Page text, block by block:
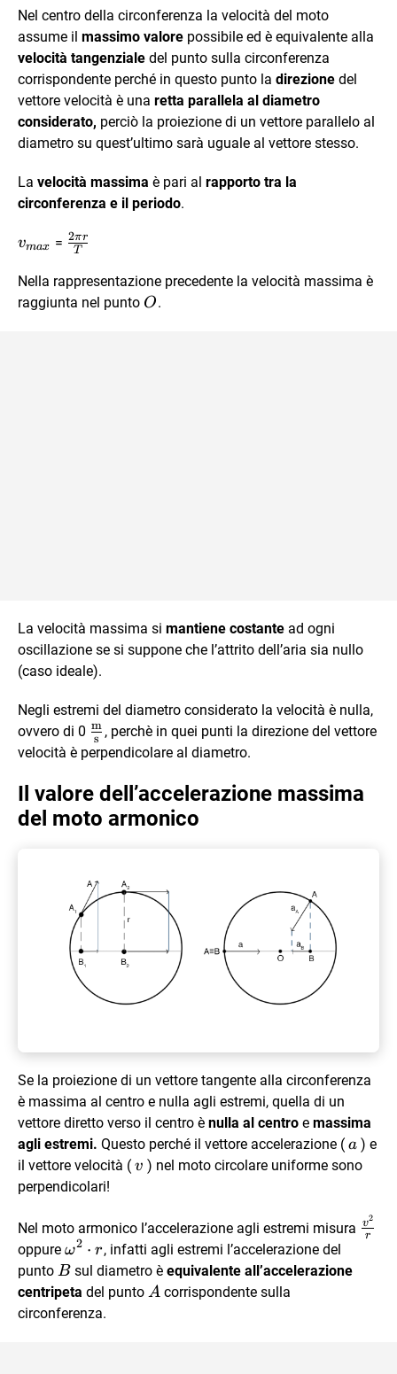
Nel centro della circonferenza la velocità del moto
assume il massimo valore possibile ed è equivalente alla
velocità tangenziale del punto sulla circonferenza
corrispondente perché in questo punto la direzione del
vettore velocità è una retta parallela al diametro
considerato, perciò la proiezione di un vettore parallelo al
diametro su quest’ultimo sarà uguale al vettore stesso.
La velocità massima è pari al rapporto tra la
circonferenza e il periodo.
v_{max}
vmax = \frac{2\pi
T
2πr
Nella rappresentazione precedente la velocità massima è
raggiunta nel punto O
O.
La velocità massima si mantiene costante ad ogni
oscillazione se si suppone che l’attrito dell’aria sia nullo
(caso ideale).
Negli estremi del diametro considerato la velocità è nulla,
ovvero di 0 \frac{\text{m}}
{\text{s}}
s
m , perchè in quei punti la direzione del vettore
velocità è perpendicolare al diametro.
Il valore dell’accelerazione massima
del moto armonico
Se la proiezione di un vettore tangente alla circonferenza
è massima al centro e nulla agli estremi, quella di un
vettore diretto verso il centro è nulla al centro e massima
agli estremi. Questo perché il vettore accelerazione ( a ) e
il vettore velocità ( \vec{v}
v ) nel moto circolare uniforme sono
perpendicolari!
Nel moto armonico l’accelerazione agli estremi misura
{r}
r
v2
oppure \omega^{2}\cdot
r
ω2 ⋅ r, infatti agli estremi l’accelerazione del
punto B
Bsul diametro è equivalente all’accelerazione
centripeta del punto A
A corrispondente sulla
circonferenza.